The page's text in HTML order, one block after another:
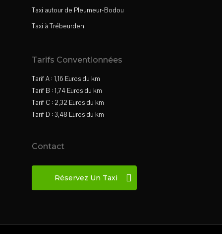
Taxi autour de Pleumeur-Bodou
Taxi à Trébeurden
Tarifs Conventionnées
Tarif A : 1,16 Euros du km
Tarif B : 1,74 Euros du km
Tarif C : 2,32 Euros du km
Tarif D : 3,48 Euros du km
Contact
Réservez Un Taxi